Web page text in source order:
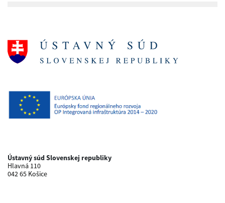
Ústavný súd Slovenskej republiky
Hlavná 110
042 65 Košice